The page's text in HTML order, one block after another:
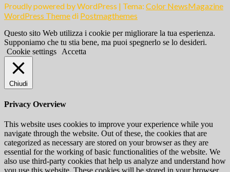
Proudly powered by WordPress | Tema: Color NewsMagazine
WordPress Themedi Postmagthemes
Questo sito Web utilizza i cookie per migliorare la tua esperienza.
Supponiamo che tu stia bene, ma puoi spegnerlo se lo desideri.
Cookie settings
Accetta
Chiudi
Privacy Overview
This website uses cookies to improve your experience while you
navigate through the website. Out of these, the cookies that are
categorized as necessary are stored on your browser as they are
essential for the working of basic functionalities of the website. We
also use third-party cookies that help us analyze and understand how